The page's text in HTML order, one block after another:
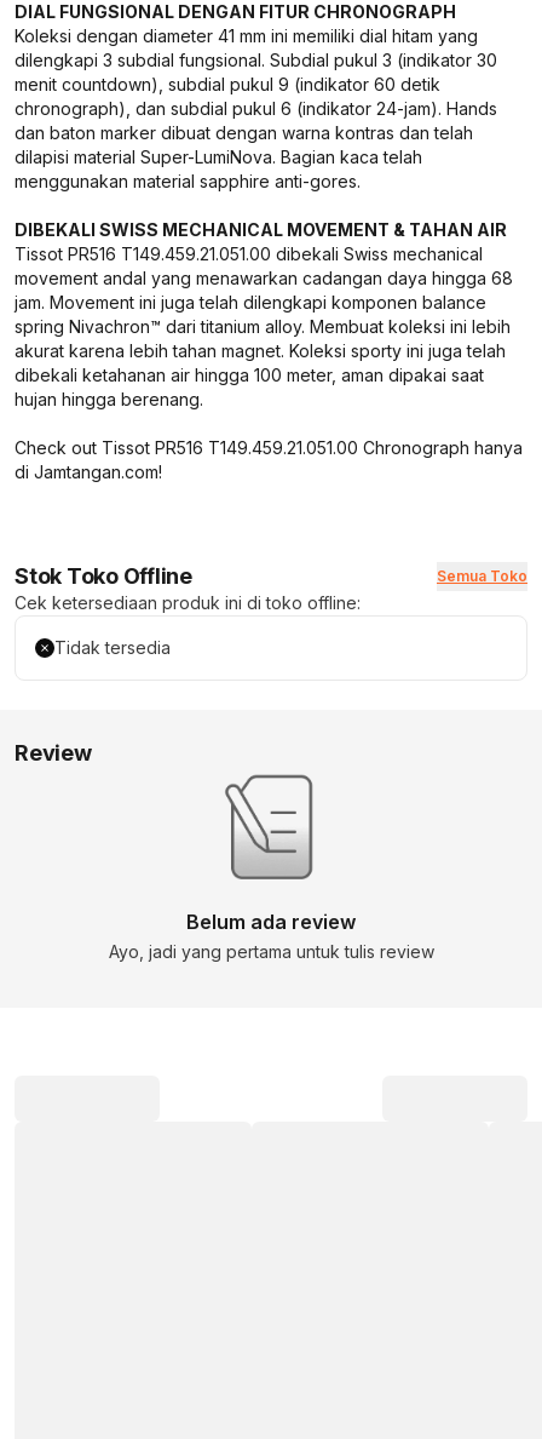
DIAL FUNGSIONAL DENGAN FITUR CHRONOGRAPH
Koleksi dengan diameter 41 mm ini memiliki dial hitam yang
dilengkapi 3 subdial fungsional. Subdial pukul 3 (indikator 30
menit countdown), subdial pukul 9 (indikator 60 detik
chronograph), dan subdial pukul 6 (indikator 24-jam). Hands
dan baton marker dibuat dengan warna kontras dan telah
dilapisi material Super-LumiNova. Bagian kaca telah
menggunakan material sapphire anti-gores.
DIBEKALI SWISS MECHANICAL MOVEMENT & TAHAN AIR
Tissot PR516 T149.459.21.051.00 dibekali Swiss mechanical
movement andal yang menawarkan cadangan daya hingga 68
jam. Movement ini juga telah dilengkapi komponen balance
spring Nivachron™ dari titanium alloy. Membuat koleksi ini lebih
akurat karena lebih tahan magnet. Koleksi sporty ini juga telah
dibekali ketahanan air hingga 100 meter, aman dipakai saat
hujan hingga berenang.
Check out Tissot PR516 T149.459.21.051.00 Chronograph hanya
di Jamtangan.com!
Stok Toko Offline Semua Toko
Cek ketersediaan produk ini di toko offline:
Tidak tersedia
Review
Belum ada review
Ayo, jadi yang pertama untuk tulis review